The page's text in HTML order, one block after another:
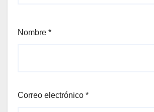
Nombre *
Correo electrónico *